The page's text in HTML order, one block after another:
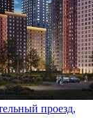
проезд,